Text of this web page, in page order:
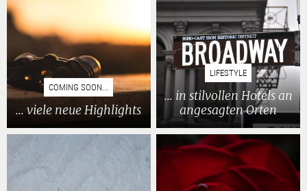
COMING SOON...
... viele neue Highlights
LIFESTYLE
... in stilvollen Hotels an
angesagten Orten